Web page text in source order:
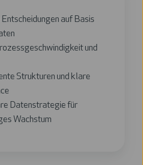
auf Basis
und
Strukturen und klare
Datenstrategie für
Wachstum